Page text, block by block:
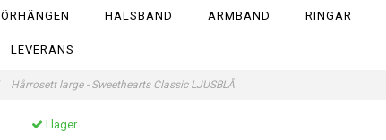
ÖRHÄNGEN HALSBAND ARMBAND RINGAR
LEVERANS
Hårrosett large - Sweethearts Classic LJUSBLÅ
I lager